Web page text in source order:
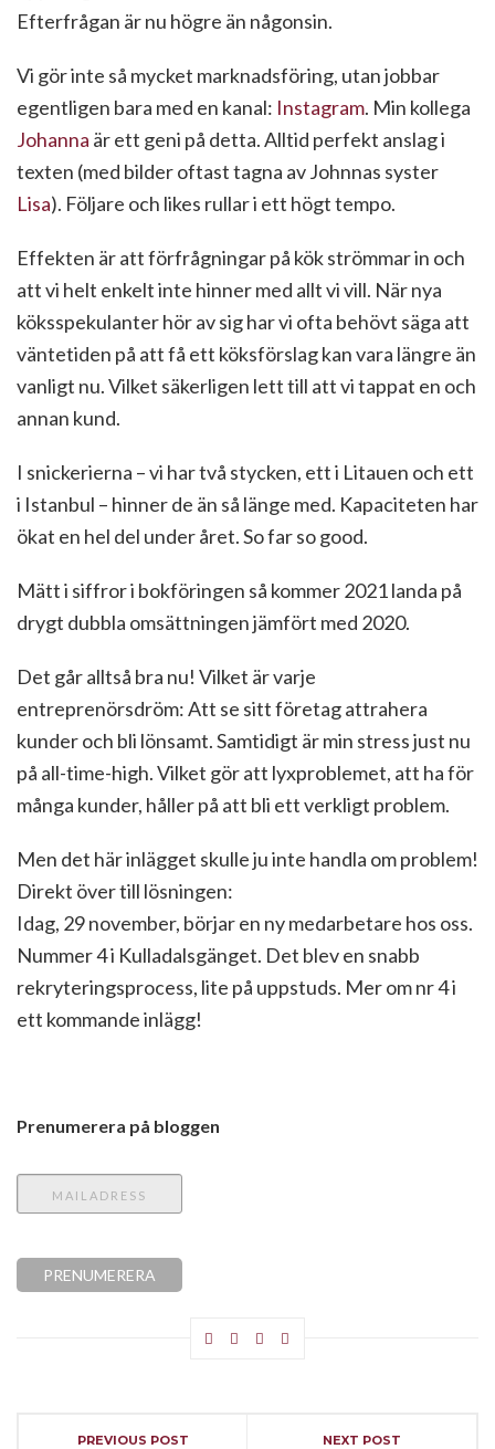
Efterfrågan är nu högre än någonsin.
Vi gör inte så mycket marknadsföring, utan jobbar
egentligen bara med en kanal: Instagram. Min kollega
Johanna är ett geni på detta. Alltid perfekt anslag i
texten (med bilder oftast tagna av Johnnas syster
Lisa). Följare och likes rullar i ett högt tempo.
Effekten är att förfrågningar på kök strömmar in och
att vi helt enkelt inte hinner med allt vi vill. När nya
köksspekulanter hör av sig har vi ofta behövt säga att
väntetiden på att få ett köksförslag kan vara längre än
vanligt nu. Vilket säkerligen lett till att vi tappat en och
annan kund.
I snickerierna – vi har två stycken, ett i Litauen och ett
i Istanbul – hinner de än så länge med. Kapaciteten har
ökat en hel del under året. So far so good.
Mätt i siffror i bokföringen så kommer 2021 landa på
drygt dubbla omsättningen jämfört med 2020.
Det går alltså bra nu! Vilket är varje
entreprenörsdröm: Att se sitt företag attrahera
kunder och bli lönsamt. Samtidigt är min stress just nu
på all-time-high. Vilket gör att lyxproblemet, att ha för
många kunder, håller på att bli ett verkligt problem.
Men det här inlägget skulle ju inte handla om problem!
Direkt över till lösningen:
Idag, 29 november, börjar en ny medarbetare hos oss.
Nummer 4 i Kulladalsgänget. Det blev en snabb
rekryteringsprocess, lite på uppstuds. Mer om nr 4 i
ett kommande inlägg!
Prenumerera på bloggen
PREVIOUS POST NEXT POST